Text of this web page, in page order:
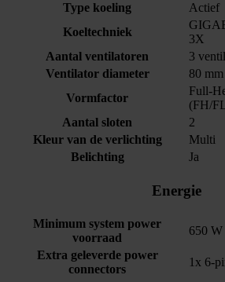
Type koeling
Actief
Koeltechniek
3X
Aantal ventilatoren
3
Ventilator diameter
80 mm
Vormfactor
Full-
(FH/
Aantal sloten
2
Kleur van de verlichting
Multi
Belichting
Ja
Energie
Minimum system power
voorraad
650 W
Extra geleverde power
connectors
1x 6-